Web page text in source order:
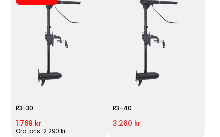
R3-30
1.769 kr
Ord. pris: 2.290 kr
R3-40
3.260 kr